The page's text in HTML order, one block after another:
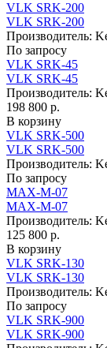
VLK SRK-200
VLK SRK-200
Производитель:
По запросу
VLK SRK-45
VLK SRK-45
Производитель:
198 800 р.
В корзину
VLK SRK-500
VLK SRK-500
Производитель:
По запросу
MAX-M-07
MAX-M-07
Производитель:
125 800 р.
В корзину
VLK SRK-130
VLK SRK-130
Производитель:
По запросу
VLK SRK-900
VLK SRK-900